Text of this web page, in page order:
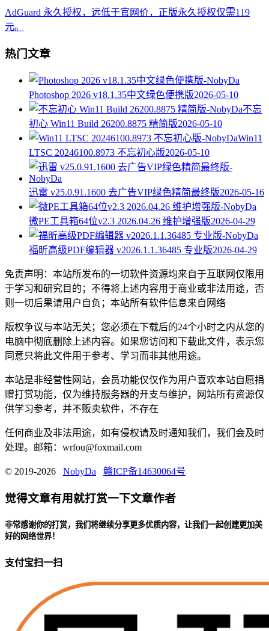
AdGuard 永久授权，远低于官网价，正版永久授权仅需119
元。
热门文章
Photoshop 2026 v18.1.35中文绿色便携版2026-05-10
不忘
初心 Win11 Build 26200.8875 精简版2026-05-10
Win11
LTSC 20246100.8973 不忘初心版2026-05-10
迅雷 v25.0.91.1600 去广告VIP绿色精简最终版2026-05-16
微PE工具箱64位v2.3 2026.04.26 维护增强版2026-04-29
福昕高级PDF编辑器 v2026.1.1.36485 专业版2026-04-29
免责声明：本站所发布的一切软件资源均来自于互联网仅限用
于学习和研究目的；不得将上述内容用于商业或非法用途，否
则一切后果请用户自负；本站所有软件信息来自网络
版权争议与本站无关；您必须在下载后的24个小时之内从您的
电脑中彻底删除上述内容。如果您访问和下载此文件，表示您
同意只将此文件用于参考、学习而非其他用途。
本站是非经营性网站，会员功能仅仅作为用户喜欢本站自愿捐
赠打赏功能，仅为维持服务器的开支与维护，网站所有资源仅
供学习参考，并不贩卖软件，不存在
任何商业及非法用途，如有侵权请及时通知我们，我们会及时
处理。邮箱：wrfou@foxmail.com
© 2019-2026 NobyDa 赣ICP备14630064号
觉得文章有用就打赏一下文章作者
非常感谢你的打赏，我们将继续分享更多优质内容，让我们一起创建更加美
好的网络世界！
支付宝扫一扫